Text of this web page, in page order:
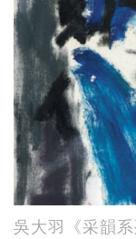
吳大羽《采韻